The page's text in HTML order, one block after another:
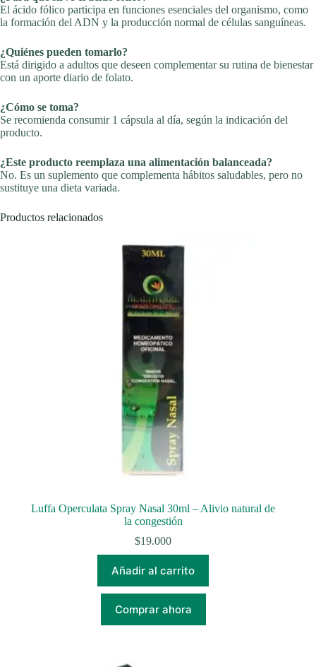
El ácido fólico participa en funciones esenciales del organismo, como
la formación del ADN y la producción normal de células sanguíneas.
¿Quiénes pueden tomarlo?
Está dirigido a adultos que deseen complementar su rutina de bienestar
con un aporte diario de folato.
¿Cómo se toma?
Se recomienda consumir 1 cápsula al día, según la indicación del
producto.
¿Este producto reemplaza una alimentación balanceada?
No. Es un suplemento que complementa hábitos saludables, pero no
sustituye una dieta variada.
Productos relacionados
Luffa Operculata Spray Nasal 30ml – Alivio natural de
la congestión
$19.000
Añadir al carrito
Comprar ahora